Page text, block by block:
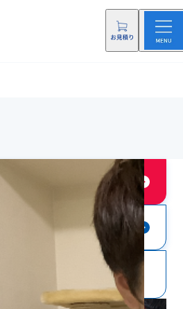
店舗に依頼する
店舗にお問い合わせ
電話をする